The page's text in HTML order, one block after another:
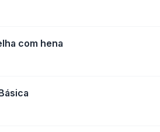
com hena